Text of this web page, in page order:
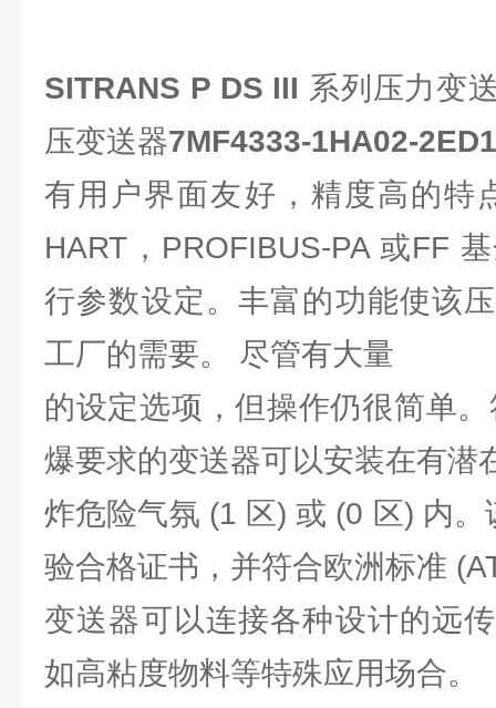
SITRANS P DS III 系列压力变
压变送器7MF4333-1HA02-
有用户界面友好，精度高的特
HART，PROFIBUS-PA 或FF
行参数设定。丰富的功能使该
工厂的需要。 尽管有大量
的设定选项，但操作仍很简单。
爆要求的变送器可以安装在有潜
炸危险气氛 (1 区) 或 (0 区) 内
验合格证书，并符合欧洲标准
变送器可以连接各种设计的远
如高粘度物料等特殊应用场合。